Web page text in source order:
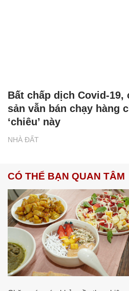
NHÀ ĐẤT
Bất chấp dịch Covid-19,
sản vẫn bán chạy hàng
‘chiêu’ này
CÓ THỂ BẠN QUAN TÂM